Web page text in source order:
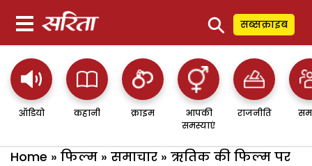
⚲ सब्सक्राइब
ऑडियो कहानी क्राइम
आपकी
समस्याएं
राजनीति
Home » फिल्म » समाचार » ऋतिक की फिल्म पर